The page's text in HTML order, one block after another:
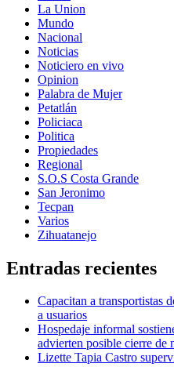
La Union
Mundo
Nacional
Noticias
Noticiero en vivo
Opinion
Palabra de Mujer
Petatlán
Policiaca
Politica
Propiedades
Regional
S.O.S Costa Grande
San Jeronimo
Tecpan
Varios
Zihuatanejo
Entradas recientes
Capacitan a transportistas
a usuarios
Hospedaje informal
advierten posible cierre de
Lizette Tapia Castro